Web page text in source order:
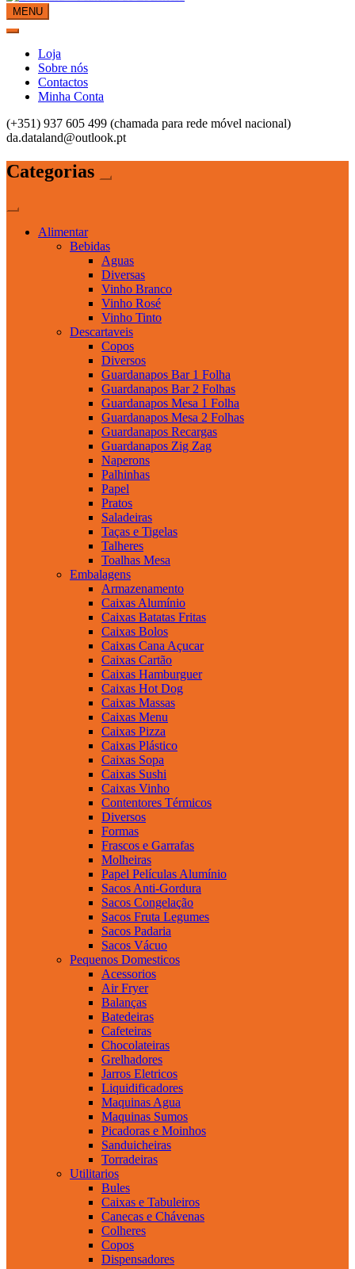
Dataland – Material de Escritório
Material de Escritório
MENU
Loja
Sobre nós
Contactos
Minha Conta
(+351) 937 605 499 (chamada para rede móvel nacional)
da.dataland@outlook.pt
Categorias
Alimentar
Bebidas
Aguas
Diversas
Vinho Branco
Vinho Rosé
Vinho Tinto
Descartaveis
Copos
Diversos
Guardanapos Bar 1 Folha
Guardanapos Bar 2 Folhas
Guardanapos Mesa 1 Folha
Guardanapos Mesa 2 Folhas
Guardanapos Recargas
Guardanapos Zig Zag
Naperons
Palhinhas
Papel
Pratos
Saladeiras
Taças e Tigelas
Talheres
Toalhas Mesa
Embalagens
Armazenamento
Caixas Alumínio
Caixas Batatas Fritas
Caixas Bolos
Caixas Cana Açucar
Caixas Cartão
Caixas Hamburguer
Caixas Hot Dog
Caixas Massas
Caixas Menu
Caixas Pizza
Caixas Plástico
Caixas Sopa
Caixas Sushi
Caixas Vinho
Contentores Térmicos
Diversos
Formas
Frascos e Garrafas
Molheiras
Papel Películas Alumínio
Sacos Anti-Gordura
Sacos Congelação
Sacos Fruta Legumes
Sacos Padaria
Sacos Vácuo
Pequenos Domesticos
Acessorios
Air Fryer
Balanças
Batedeiras
Cafeteiras
Chocolateiras
Grelhadores
Jarros Eletricos
Liquidificadores
Maquinas Agua
Maquinas Sumos
Picadoras e Moinhos
Sanduicheiras
Torradeiras
Utilitarios
Bules
Caixas e Tabuleiros
Canecas e Chávenas
Colheres
Copos
Dispensadores